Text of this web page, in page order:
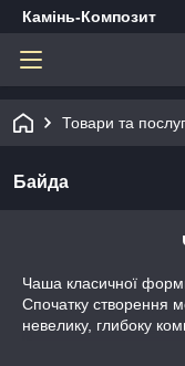
Камінь-Композит
Товари та
Байда
Чаша класичної
Спочатку створення
невелику, глибоку